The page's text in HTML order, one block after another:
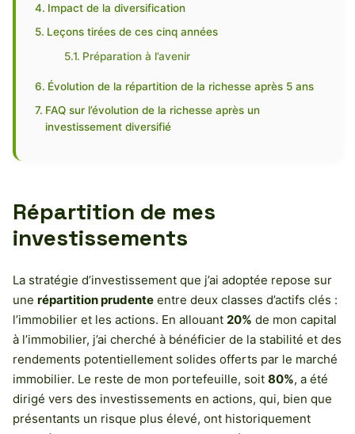
Impact de la diversification
Leçons tirées de ces cinq années
Préparation à l’avenir
Évolution de la répartition de la richesse après 5 ans
FAQ sur l’évolution de la richesse après un
investissement diversifié
Répartition de mes
investissements
La stratégie d’investissement que j’ai adoptée repose sur
une répartition prudente entre deux classes d’actifs clés :
l’immobilier et les actions. En allouant 20% de mon capital
à l’immobilier, j’ai cherché à bénéficier de la stabilité et des
rendements potentiellement solides offerts par le marché
immobilier. Le reste de mon portefeuille, soit 80%, a été
dirigé vers des investissements en actions, qui, bien que
présentants un risque plus élevé, ont historiquement